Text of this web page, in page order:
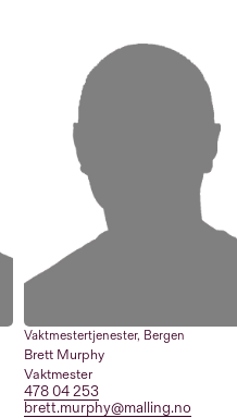
Vaktmestertjenester, Bergen
Brett Murphy
Vaktmester
478 04 253
brett.murphy@malling.no